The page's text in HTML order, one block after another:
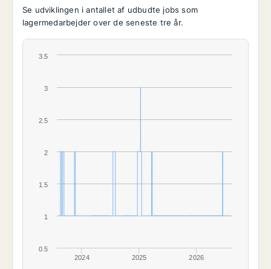
Se udviklingen i antallet af udbudte jobs som
lagermedarbejder over de seneste tre år.
2024 2025 2026
0.5
1
1.5
2
2.5
3
3.5